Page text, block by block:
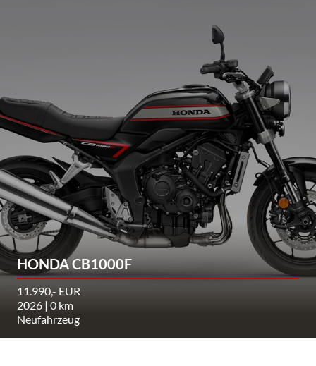
HONDA CB1000F
11.990,- EUR
2026 | 0 km
Neufahrzeug